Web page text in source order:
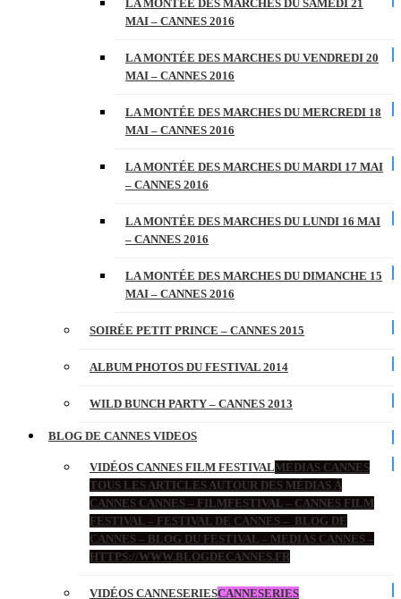
LA MONTÉE DES MARCHES DU SAMEDI 21
MAI – CANNES 2016
LA MONTÉE DES MARCHES DU VENDREDI 20
MAI – CANNES 2016
LA MONTÉE DES MARCHES DU MERCREDI 18
MAI – CANNES 2016
LA MONTÉE DES MARCHES DU MARDI 17 MAI
– CANNES 2016
LA MONTÉE DES MARCHES DU LUNDI 16 MAI
– CANNES 2016
LA MONTÉE DES MARCHES DU DIMANCHE 15
MAI – CANNES 2016
SOIRÉE PETIT PRINCE – CANNES 2015
ALBUM PHOTOS DU FESTIVAL 2014
WILD BUNCH PARTY – CANNES 2013
BLOG DE CANNES VIDEOS
VIDÉOS CANNES FILM FESTIVALMÉDIAS CANNES
TOUS LES ARTICLES AUTOUR DES MÉDIAS À
CANNES CANNES – FILMFESTIVAL – CANNES FILM
FESTIVAL – FESTIVAL DE CANNES – BLOG DE
CANNES – BLOG DU FESTIVAL – MEDIAS CANNES –
HTTPS://WWW.BLOGDECANNES.FR
VIDÉOS CANNESERIESCANNESERIES